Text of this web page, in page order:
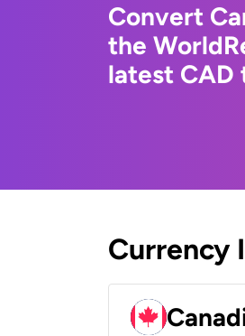
Convert
the
latest CAD
Currency